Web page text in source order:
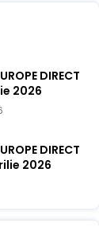
DIRECT
2026
DIRECT
2026